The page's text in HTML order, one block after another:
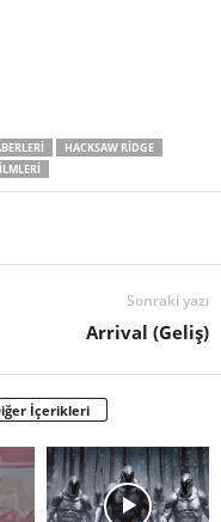
HACKSAW RIDGE
Sonraki yazı
Arrival (Geliş)
İçerikleri